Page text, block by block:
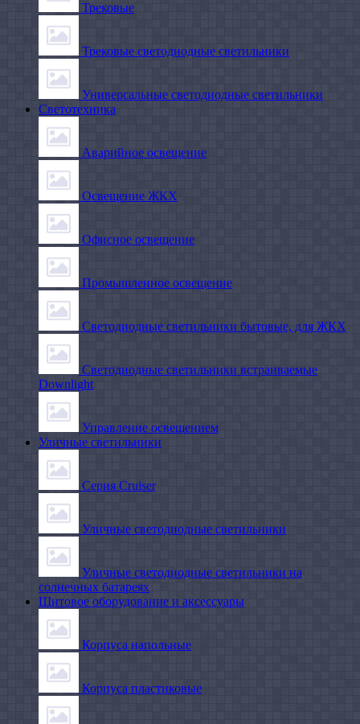
Трековые
Трековые светодиодные светильники
Универсальные светодиодные светильники
Светотехника
Аварийное освещение
Освещение ЖКХ
Офисное освещение
Промышленное освещение
Светодиодные светильники бытовые, для ЖКХ
Светодиодные светильники встраиваемые
Downlight
Управление освещением
Уличные светильники
Серия Cruiser
Уличные светодиодные светильники
Уличные светодиодные светильники на
солнечных батареях
Щитовое оборудование и аксессуары
Корпуса напольные
Корпуса пластиковые